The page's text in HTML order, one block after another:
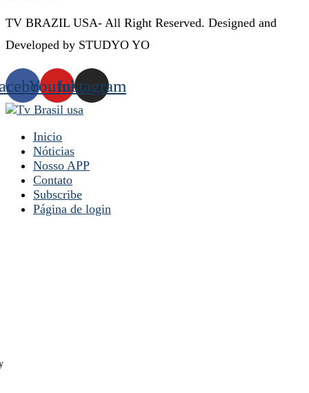
TV BRAZIL USA- All Right Reserved. Designed and
Developed by STUDYO YO
YoutubeInstagram
Inicio
Nóticias
Nosso APP
Contato
Subscribe
Página de login